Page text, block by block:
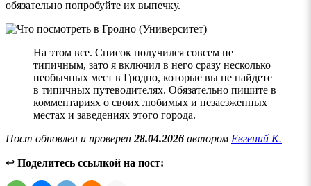
обязательно попробуйте их выпечку.
На этом все. Список получился совсем не
типичным, зато я включил в него сразу несколько
необычных мест в Гродно, которые вы не найдете
в типичных путеводителях. Обязательно пишите в
комментариях о своих любимых и незаезженных
местах и заведениях этого города.
Пост обновлен и проверен 28.04.2026 автором Евгений К.
↩ Поделитесь ссылкой на пост: